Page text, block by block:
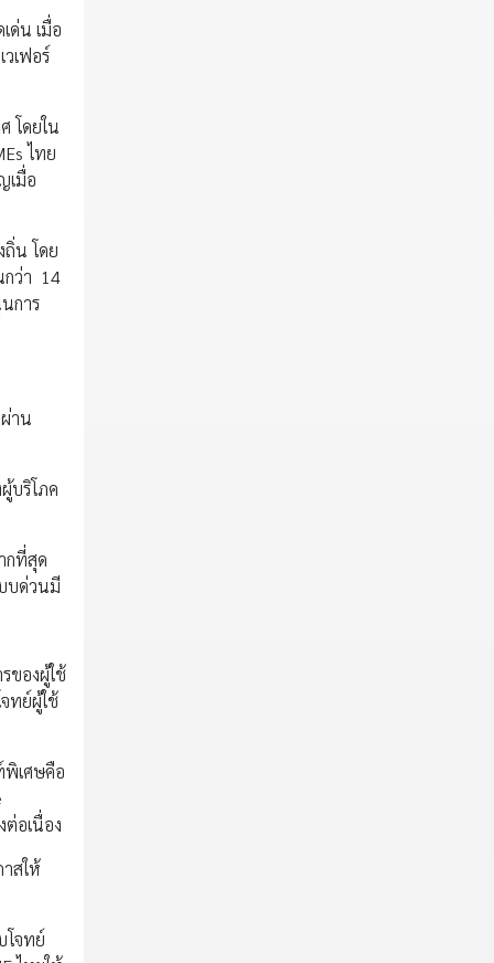
ด่น เมื่อ
เฟอร์
โดยใน
ไทย
เมื่อ
น โดย
กว่า 14
การ
าน
บริโภค
กที่สุด
บด่วนมี
ของผู้ใช้
ทย์ผู้ใช้
พิเศษคือ
อเนื่อง
สให้
โจทย์